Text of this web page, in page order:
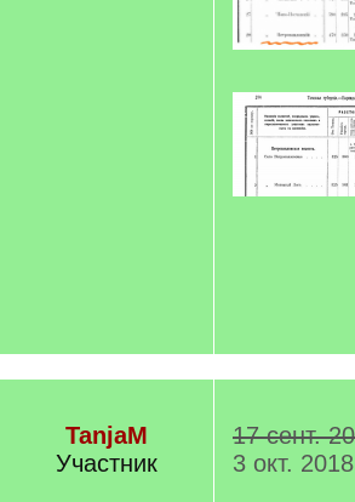
TanjaM
Участник
17 сент.
3 окт.